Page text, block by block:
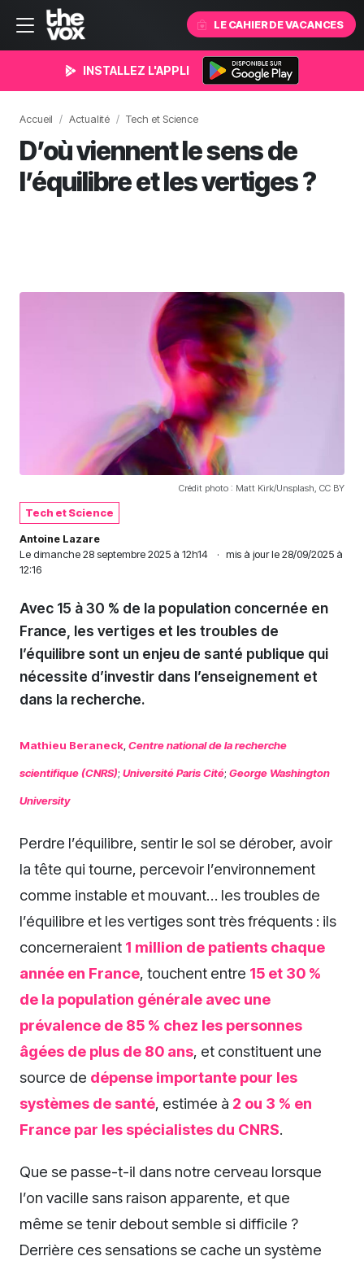
LE CAHIER DE VACANCES
INSTALLEZ L'APPLI
Accueil Actualité Tech et Science
D’où viennent le sens de
l’équilibre et les vertiges ?
Crédit photo : Matt Kirk/Unsplash, CC BY
Tech et Science
Antoine Lazare
Le dimanche 28 septembre 2025 à 12h14 · mis à jour le 28/09/2025 à
12:16
Avec 15 à 30 % de la population concernée en
France, les vertiges et les troubles de
l’équilibre sont un enjeu de santé publique qui
nécessite d’investir dans l’enseignement et
dans la recherche.
Mathieu Beraneck Centre national de la recherche
scientifique (CNRS); Université Paris Cité; George Washington
University
Perdre l’équilibre, sentir le sol se dérober, avoir
la tête qui tourne, percevoir l’environnement
comme instable et mouvant… les troubles de
l’équilibre et les vertiges sont très fréquents : ils
concerneraient 1 million de patients chaque
année en France, touchent entre 15 et 30 %
de la population générale avec une
prévalence de 85 % chez les personnes
âgées de plus de 80 ans, et constituent une
source de dépense importante pour les
systèmes de santé, estimée à 2 ou 3 % en
France par les spécialistes du CNRS.
Que se passe-t-il dans notre cerveau lorsque
l’on vacille sans raison apparente, et que
même se tenir debout semble si difficile ?
Derrière ces sensations se cache un système